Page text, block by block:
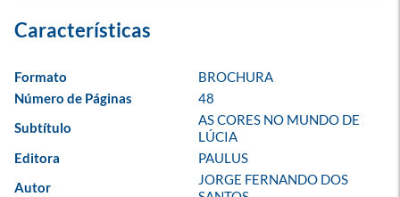
Formato
BROCHURA
Número de Páginas
48
Subtítulo
AS CORES NO MUNDO DE
LÚCIA
Editora
PAULUS
Autor
JORGE FERNANDO DOS